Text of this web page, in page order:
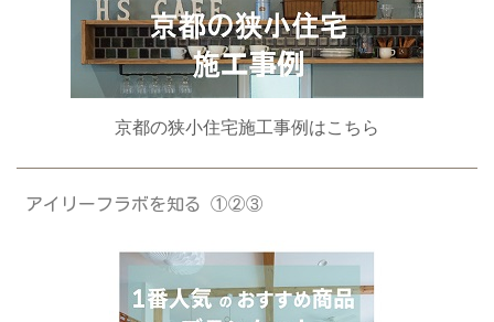
京都の狭小住宅施工事例はこちら
アイリーフラボを知る ①②③